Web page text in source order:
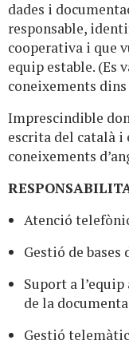
dades i
responsable,
cooperativa i que
equip estable. (Es
coneixements
Imprescindible
escrita del català i
coneixements
Atenció
Gestió de bases
Suport a
de la
Gestió